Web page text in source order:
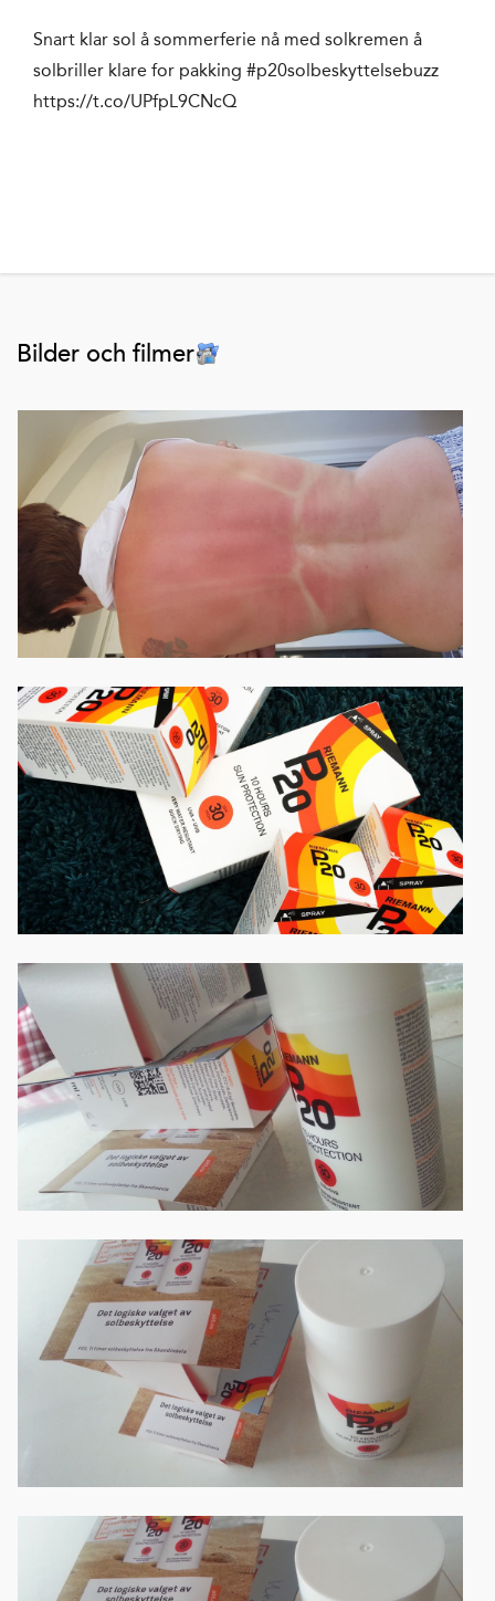
Snart klar sol å sommerferie nå med solkremen å
solbriller klare for pakking #p20solbeskyttelsebuzz
https://t.co/UPfpL9CNcQ
Bilder och filmer